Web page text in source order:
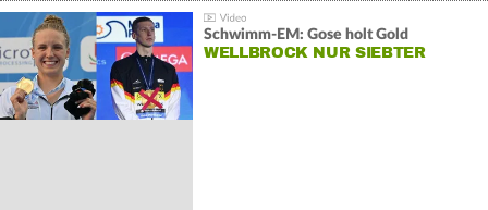
Schwimm-EM: Gose holt Gold
WELLBROCK NUR SIEBTER